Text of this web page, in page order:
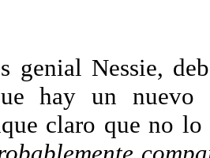
genial Nessie,
hay un
claro que no